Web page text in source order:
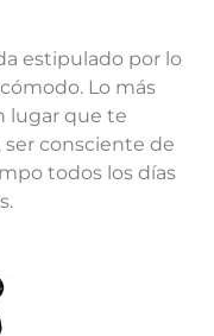
estipulado por lo
Lo más
lugar que te
, ser consciente de
todos los días